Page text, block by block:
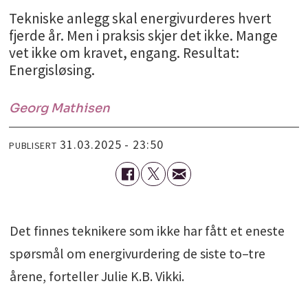
Tekniske anlegg skal energivurderes hvert
fjerde år. Men i praksis skjer det ikke. Mange
vet ikke om kravet, engang. Resultat:
Energisløsing.
Georg Mathisen
PUBLISERT 31.03.2025 - 23:50
Det finnes teknikere som ikke har fått et eneste
spørsmål om energivurdering de siste to–tre
årene, forteller Julie K.B. Vikki.